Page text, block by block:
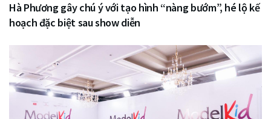
Hà Phương gây chú ý với tạo hình “nàng bướm”, hé lộ kế
hoạch đặc biệt sau show diễn